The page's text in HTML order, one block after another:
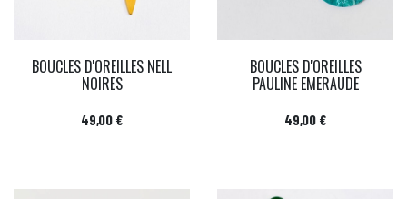
BOUCLES D'OREILLES NELL
NOIRES
Prix
49,00 €
BOUCLES D'OREILLES
PAULINE EMERAUDE
Prix
49,00 €